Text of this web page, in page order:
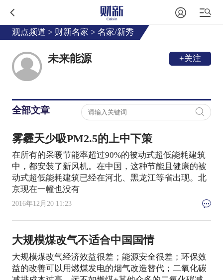
观点频道 > 财新名家 > 名家/新秀
未来能源 +关注
全部文章
雾霾天少吸PM2.5的上中下策
在所有的采暖节能率超过90%的被动式超低能耗建筑
中，都安装了新风机。在中国，这种节能且健康的被
动式超低能耗建筑已经在河北、黑龙江等省出现。北
京现在一幢也没有
2016年12月20 11:23
大规模煤改气不适合中国国情
大规模煤改气经济效益很差；能源安全很差；环保效
益的改善可以用燃煤发电的烟气改造替代；二氧化碳